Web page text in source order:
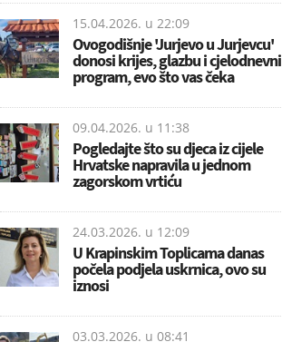
15.04.2026. u 22:09
Ovogodišnje 'Jurjevo u Jurjevcu'
donosi krijes, glazbu i cjelodnevni
program, evo što vas čeka
09.04.2026. u 11:38
Pogledajte što su djeca iz cijele
Hrvatske napravila u jednom
zagorskom vrtiću
24.03.2026. u 12:09
U Krapinskim Toplicama danas
počela podjela uskrnica, ovo su
iznosi
03.03.2026. u 08:41